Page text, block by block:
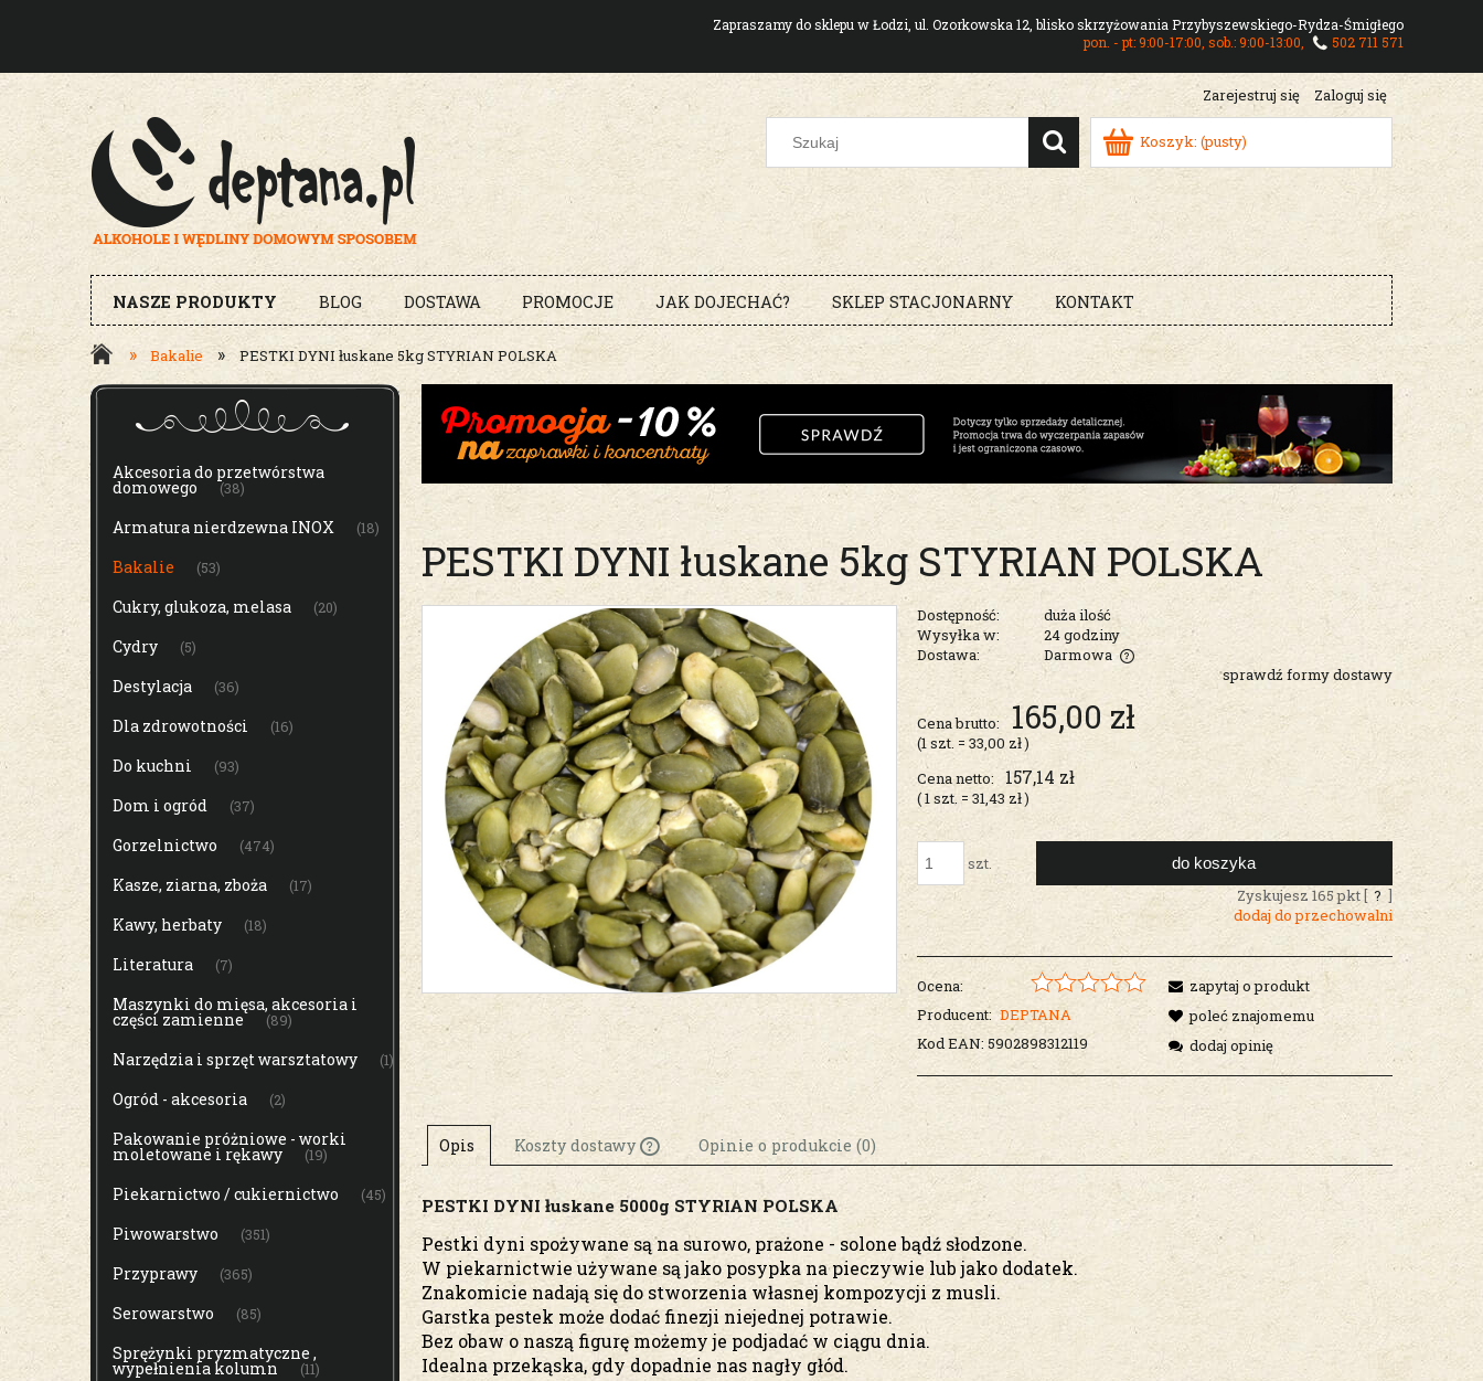
Zapraszamy do sklepu w Łodzi, ul. Ozorkowska 12, blisko skrzyżowania Przybyszewskiego-Rydza-Śmigłego
pon. - pt: 9:00-17:00, sob.: 9:00-13:00,
502 711 571
Zarejestruj się Zaloguj się
Koszyk: (pusty)
NASZE PRODUKTY BLOG DOSTAWA PROMOCJE JAK DOJECHAĆ? SKLEP STACJONARNY KONTAKT
» Bakalie » PESTKI DYNI łuskane 5kg STYRIAN POLSKA
MENU
Akcesoria do przetwórstwa
domowego (38)
Armatura nierdzewna INOX (18)
Bakalie (53)
Cukry, glukoza, melasa (20)
Cydry (5)
Destylacja (36)
Dla zdrowotności (16)
Do kuchni (93)
Dom i ogród (37)
Gorzelnictwo (474)
Kasze, ziarna, zboża (17)
Kawy, herbaty (18)
Literatura (7)
Maszynki do mięsa, akcesoria i
części zamienne (89)
Narzędzia i sprzęt warsztatowy (1)
Ogród - akcesoria (2)
Pakowanie próżniowe - worki
moletowane i rękawy (19)
Piekarnictwo / cukiernictwo (45)
Piwowarstwo (351)
Przyprawy (365)
Serowarstwo (85)
Sprężynki pryzmatyczne ,
wypełnienia kolumn (11)
PESTKI DYNI łuskane 5kg STYRIAN POLSKA
Dostępność:
duża ilość
Wysyłka w:
24 godziny
Dostawa:
Darmowa
Cena nie zawiera ewentualnych
kosztów płatności
sprawdź formy dostawy
Cena brutto: 165,00 zł
(1szt. =33,00 zł)
Cena netto:
157,14 zł
( 1szt.=31,43 zł)
szt. do koszyka
Zyskujesz 165pkt [ ? ]
dodaj do przechowalni
Ocena:
Producent: DEPTANA
Kod EAN: 5902898312119
zapytaj o produkt
poleć znajomemu
dodaj opinię
Opis Koszty dostawy
Cena nie zawiera
ewentualnych kosztów
płatności
Opinie o produkcie (0)
PESTKI DYNI łuskane 5000g STYRIAN POLSKA
Pestki dynispożywane są na surowo, prażone - solone bądź słodzone.
W piekarnictwie używane są jako posypka na pieczywie lub jako dodatek.
Znakomicie nadają się do stworzenia własnej kompozycji z musli.
Garstka pestek może dodać finezji niejednej potrawie.
Bez obaw o naszą figurę możemy je podjadać w ciągu dnia.
Idealna przekąska, gdy dopadnie nas nagły głód.